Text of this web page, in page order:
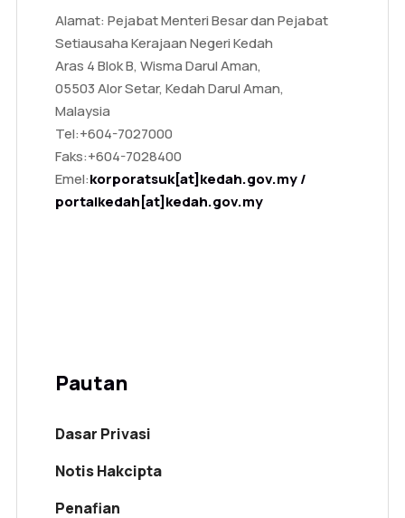
Alamat: Pejabat Menteri Besar dan Pejabat
Setiausaha Kerajaan Negeri Kedah
Aras 4 Blok B, Wisma Darul Aman,
05503 Alor Setar, Kedah Darul Aman,
Malaysia
Tel:+604-7027000
Faks:+604-7028400
Emel:korporatsuk[at]kedah.gov.my /
portalkedah[at]kedah.gov.my
Pautan
Dasar Privasi
Notis Hakcipta
Penafian